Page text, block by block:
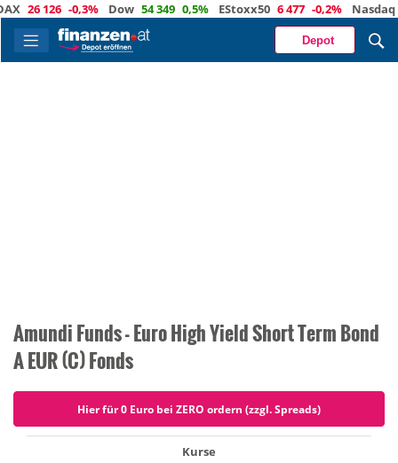
26 126 -0,3% Dow 54 349 0,5% EStoxx50 6 477 -0,2% Nasdaq
Depot
Amundi Funds - Euro High Yield Short Term Bond
A EUR (C) Fonds
Hier für 0 Euro bei ZERO ordern (zzgl. Spreads)
Kurse